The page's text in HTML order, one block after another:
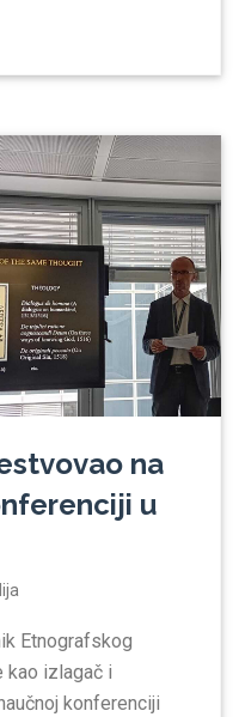
na
u
Etnografskog
kao izlagač i
konferenciji